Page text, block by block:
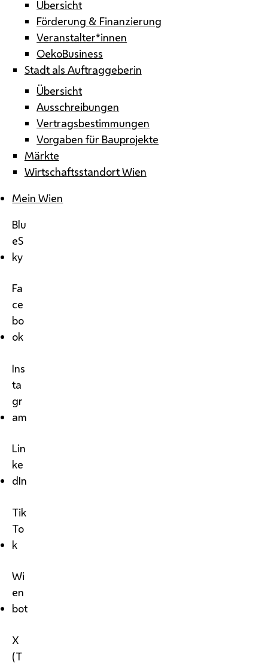
Übersicht
Förderung & Finanzierung
Veranstalter*innen
OekoBusiness
Stadt als Auftraggeberin
Übersicht
Ausschreibungen
Vertragsbestimmungen
Vorgaben für Bauprojekte
Märkte
Wirtschaftsstandort Wien
Mein Wien
Blu
eS
ky
Fa
ce
bo
ok
Ins
ta
gr
am
Lin
ke
dIn
Tik
To
k
Wi
en
bot
X
(T